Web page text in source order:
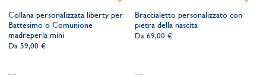
Collana personalizzata liberty per
Battesimo o Comunione
madreperla mini
Da 59,00 €
lista
Braccialetto personalizzato con
pietra della nascita
Da 69,00 €
lista